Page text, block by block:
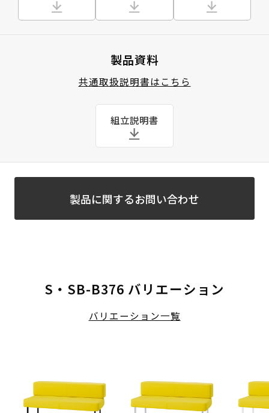
製品資料
共通取扱説明書はこちら
組立説明書
製品に関するお問い合わせ
S・SB-B376 バリエーション
バリエーション一覧